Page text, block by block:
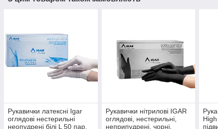
Рукавички латексні Igar
оглядові нестерильні
неопудрені білі L 50 пар.
Рукавички нітрилові ІGAR
оглядові, нестерильні,
неприпудрені, чорні,
High